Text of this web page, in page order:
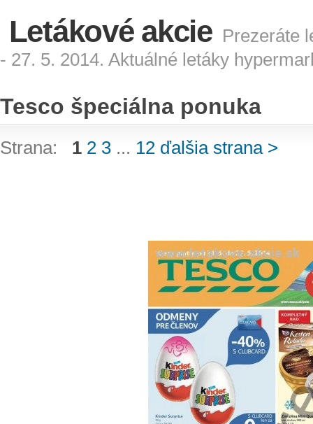
Letákové akcie Prezeráte
- 27. 5. 2014. Aktuálné letáky
Tesco špeciálna ponuka
Strana: 1 2 3 ... 12 ďalšia strana >